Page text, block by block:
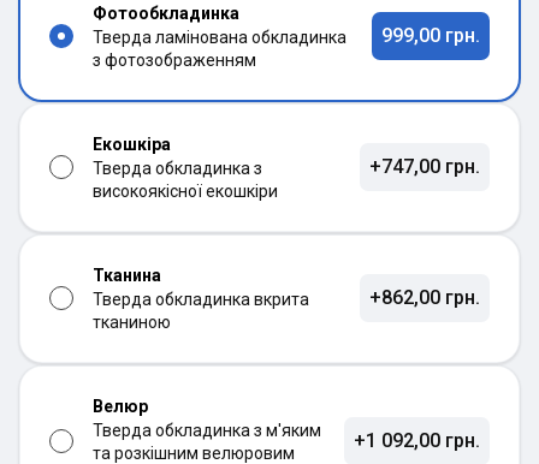
Фотообкладинка
Тверда ламінована обкладинка
з фотозображенням
999,00 грн.
Екошкіра
Тверда обкладинка з
високоякісної екошкіри
+747,00 грн.
Тканина
Тверда обкладинка вкрита
тканиною
+862,00 грн.
Велюр
Тверда обкладинка з м'яким
та розкішним велюровим
+1 092,00 грн.